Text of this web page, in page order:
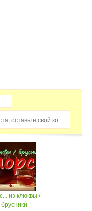
Домохозяйка, пожалуйста, оставьте свой комментарий...
из клюквы /
брусники